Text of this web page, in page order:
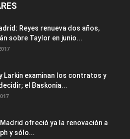
Reyes renueva dos años,
sobre Taylor en junio...
Larkin examinan los contratos y
el Baskonia...
Madrid ofreció ya la renovación a
y sólo...